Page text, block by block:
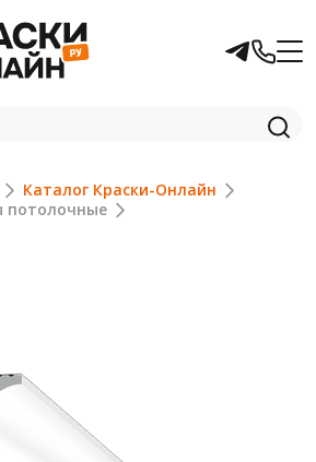
Каталог Краски-Онлайн
потолочные